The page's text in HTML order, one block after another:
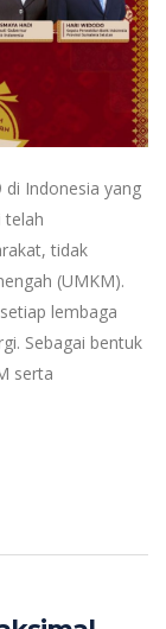
di Indonesia yang
telah
tidak
(UMKM).
lembaga
Sebagai bentuk
serta